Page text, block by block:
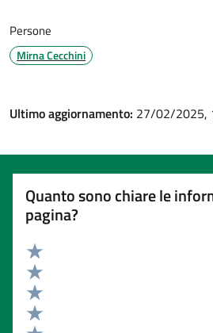
Persone
Mirna Cecchini
Ultimo aggiornamento: 27/02/2025,
Quanto sono chiare le
pagina?
Valuta 5 stelle su 5
Valuta 4 stelle su 5
Valuta 3 stelle su 5